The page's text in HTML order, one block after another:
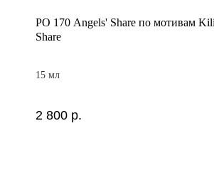
PO 170 Angels' Share по мотивам
Share
15 мл
2 800 р.